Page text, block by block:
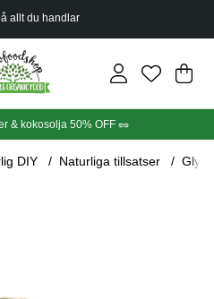
allt du handlar
Din
.
& kokosolja 50% OFF 🥜
DIY Naturliga tillsatser
0